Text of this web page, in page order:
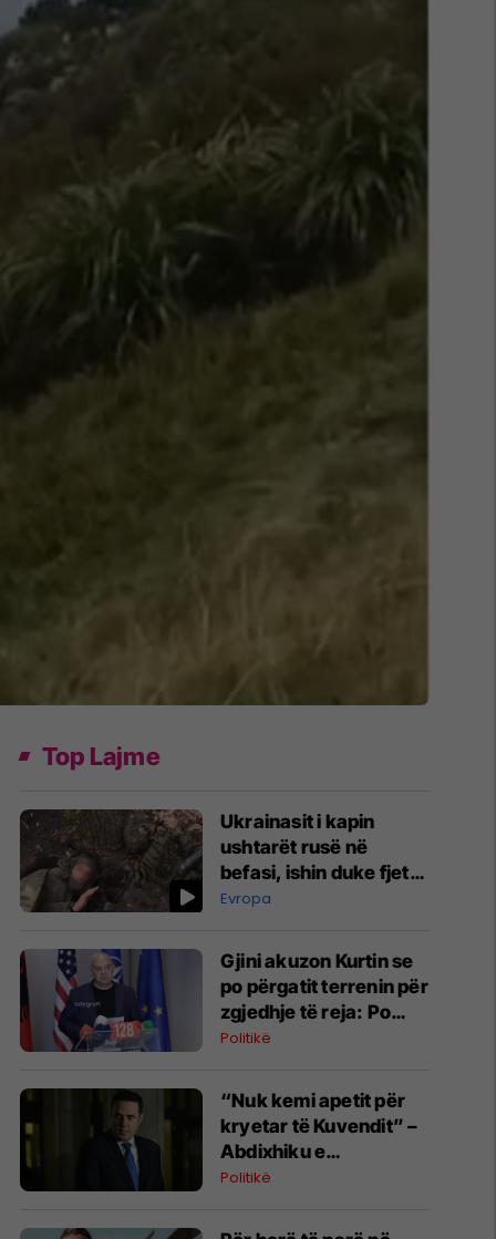
Top Lajme
Ukrainasit i kapin
ushtarët rusë në
befasi, ishin duke fjetur
në strehimoret e
Evropa
Gjini akuzon Kurtin se
po përgatit terrenin për
zgjedhje të reja: Po
manipulon opinionin
Politikë
“Nuk kemi apetit për
kryetar të Kuvendit” –
Abdixhiku e
konsideron si figurë
Politikë